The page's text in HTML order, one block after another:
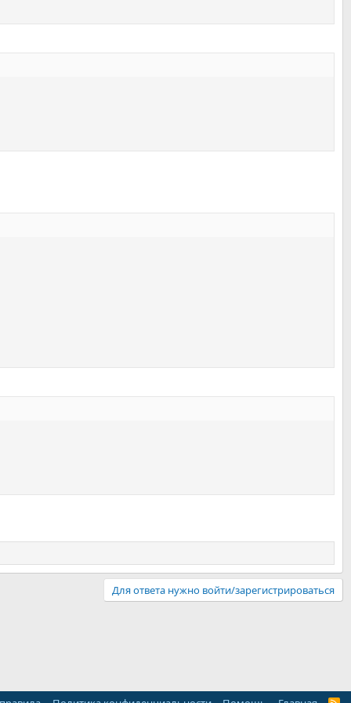
Для ответа нужно войти/зарегистрироваться